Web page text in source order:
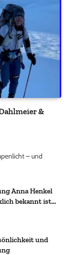
&
– und
Anna Henkel
bekannt ist
und